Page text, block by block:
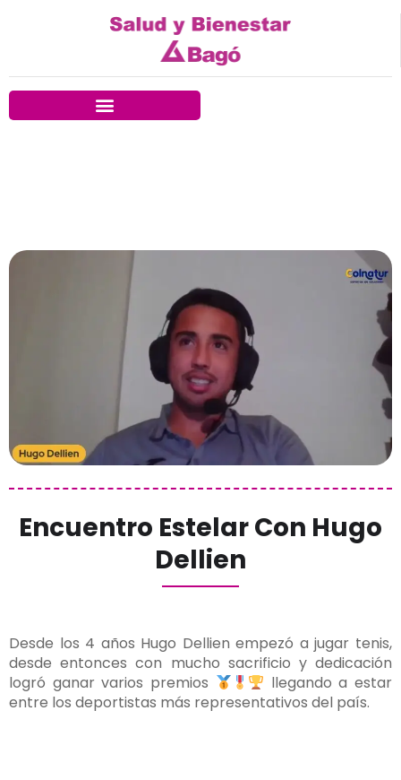
Encuentro Estelar Con Hugo
Dellien
Desde los 4 años Hugo Dellien empezó a jugar tenis,
desde entonces con mucho sacrificio y dedicación
logró ganar varios premios
llegando a estar
entre los deportistas más representativos del país.